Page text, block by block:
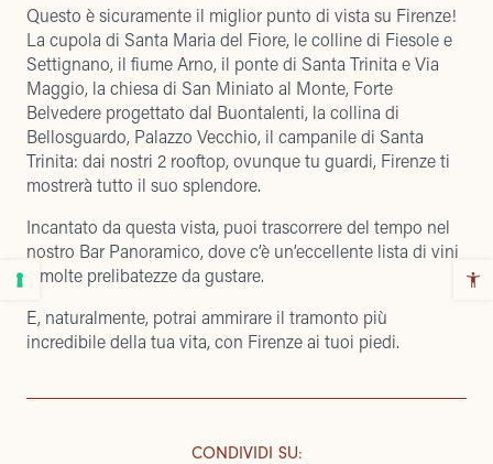
Questo è sicuramente il miglior punto di vista su Firenze!
La cupola di Santa Maria del Fiore, le colline di Fiesole e
Settignano, il fiume Arno, il ponte di Santa Trinita e Via
Maggio, la chiesa di San Miniato al Monte, Forte
Belvedere progettato dal Buontalenti, la collina di
Bellosguardo, Palazzo Vecchio, il campanile di Santa
Trinita: dai nostri 2 rooftop, ovunque tu guardi, Firenze ti
mostrerà tutto il suo splendore.
Incantato da questa vista, puoi trascorrere del tempo nel
nostro Bar Panoramico, dove c’è un’eccellente lista di vini
e molte prelibatezzeda gustare.
E, naturalmente, potrai ammirare il tramonto più
incredibile della tua vita, con Firenze ai tuoi piedi.
CONDIVIDI SU: